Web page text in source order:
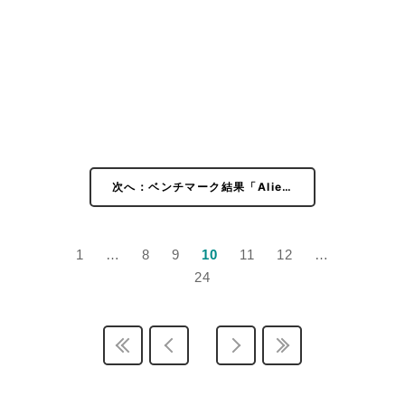
次へ：ベンチマーク結果「Alie…
1 … 8 9 10 11 12
…
24